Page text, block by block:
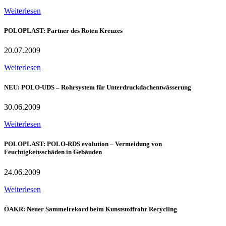
Weiterlesen
POLOPLAST: Partner des Roten Kreuzes
20.07.2009
Weiterlesen
NEU: POLO-UDS – Rohrsystem für Unterdruckdachentwässerung
30.06.2009
Weiterlesen
POLOPLAST: POLO-RDS evolution – Vermeidung von
Feuchtigkeitsschäden in Gebäuden
24.06.2009
Weiterlesen
ÖAKR: Neuer Sammelrekord beim Kunststoffrohr Recycling